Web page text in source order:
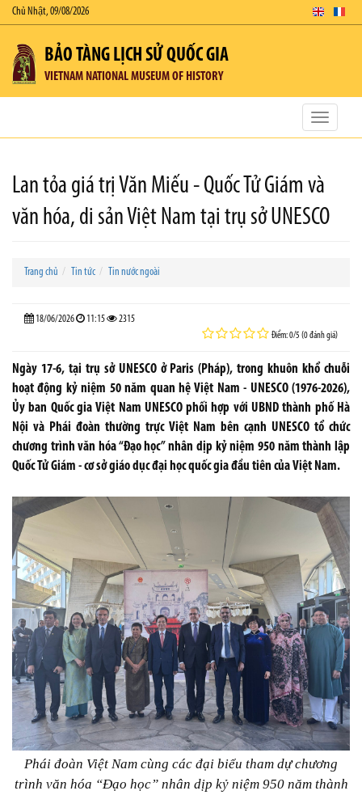
Chủ Nhật, 09/08/2026
BẢO TÀNG LỊCH SỬ QUỐC GIA
VIETNAM NATIONAL MUSEUM OF HISTORY
Toggle
Lan tỏa giá trị Văn Miếu - Quốc Tử Giám và
văn hóa, di sản Việt Nam tại trụ sở UNESCO
Trang chủ Tin tức Tin nước ngoài
18/06/2026 11:15 2315
Điểm: 0/5 (0 đánh giá)
Ngày 17-6, tại trụ sở UNESCO ở Paris (Pháp), trong khuôn khổ chuỗi
hoạt động kỷ niệm 50 năm quan hệ Việt Nam - UNESCO (1976-2026),
Ủy ban Quốc gia Việt Nam UNESCO phối hợp với UBND thành phố Hà
Nội và Phái đoàn thường trực Việt Nam bên cạnh UNESCO tổ chức
chương trình văn hóa “Đạo học” nhân dịp kỷ niệm 950 năm thành lập
Quốc Tử Giám - cơ sở giáo dục đại học quốc gia đầu tiên của Việt Nam.
Phái đoàn Việt Nam cùng các đại biểu tham dự chương
trình văn hóa “Đạo học” nhân dịp kỷ niệm 950 năm thành